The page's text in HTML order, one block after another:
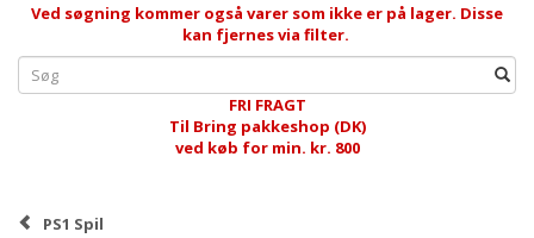
Ved søgning kommer også varer som ikke er på lager. Disse
kan fjernes via filter.
FRI FRAGT
Til Bring pakkeshop (DK)
ved køb for min. kr. 800
PS1 Spil